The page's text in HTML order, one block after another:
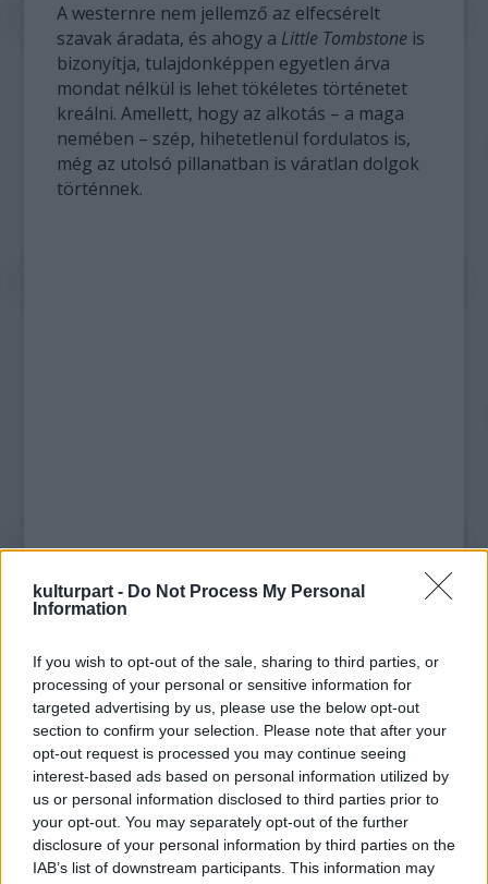
kulturpart - Do Not Process My Personal
Information
If you wish to opt-out of the sale, sharing to third parties, or
processing of your personal or sensitive information for
targeted advertising by us, please use the below opt-out
section to confirm your selection. Please note that after your
opt-out request is processed you may continue seeing
interest-based ads based on personal information utilized by
us or personal information disclosed to third parties prior to
your opt-out. You may separately opt-out of the further
disclosure of your personal information by third parties on the
IAB’s list of downstream participants. This information may
A westernre nem jellemző az elfecsérelt
szavak áradata, és ahogy a Little Tombstone is
bizonyítja, tulajdonképpen egyetlen árva
mondat nélkül is lehet tökéletes történetet
kreálni. Amellett, hogy az alkotás – a maga
nemében – szép, hihetetlenül fordulatos is,
még az utolsó pillanatban is váratlan dolgok
történnek.
Métiers Artistiques) művészetoktatással
foglalkozó felsőoktatási intézmény toulouse-
i kampuszának hallgatóit dicséri. Most
következik a párbaj következő fordulója,
hiszen a véletlen úgy hozta, hogy nem sokkal
ezelőtt ugyanennek az iskolának egy
monpellier-i csapatától származó
produktumáról adtunk hírt.